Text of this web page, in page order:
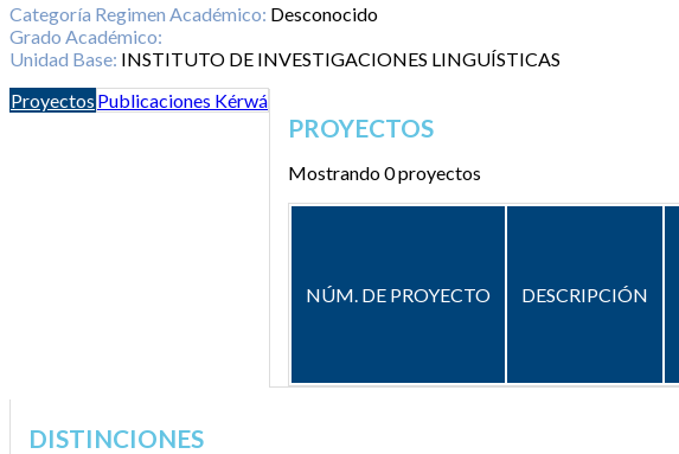
Categoría Regimen Académico: Desconocido
Grado Académico:
Unidad Base: INSTITUTO DE INVESTIGACIONES LINGUÍSTICAS
Proyectos Publicaciones Kérwá
PROYECTOS
Mostrando 0 proyectos
NÚM. DE PROYECTO DESCRIPCIÓN
DISTINCIONES